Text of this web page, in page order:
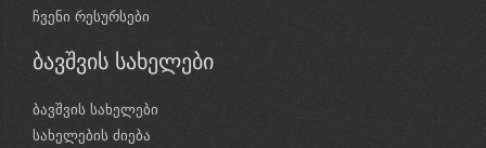
ჩვენი რესურსები
ბავშვის სახელები
ბავშვის სახელები
სახელების ძიება